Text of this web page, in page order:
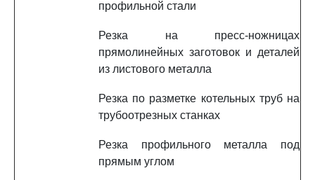
профильной стали
Резка на пресс-ножницах
прямолинейных заготовок и деталей
из листового металла
Резка по разметке котельных труб на
трубоотрезных станках
Резка профильного металла под
прямым углом